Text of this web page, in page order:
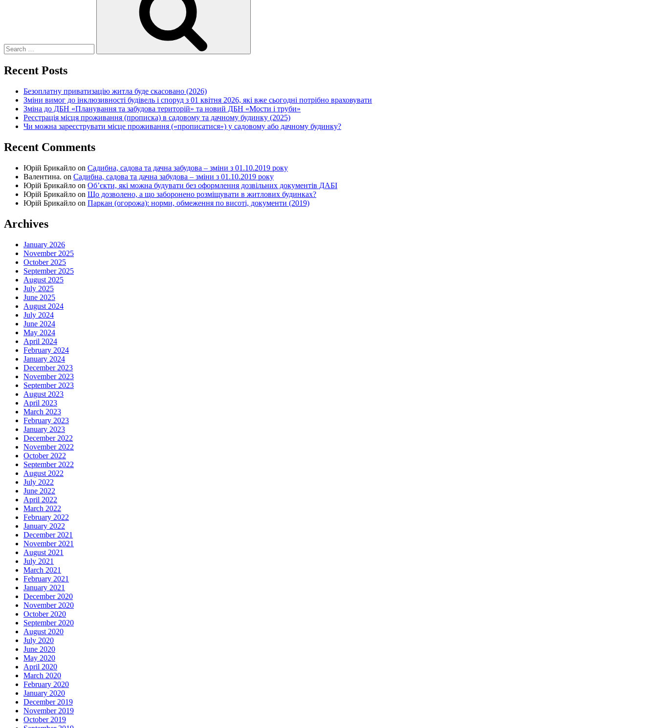
Recent Posts
Безоплатну приватизацію житла буде скасовано (2026)
Зміни вимог до інклюзивності будівель і споруд з 01 квітня 2026, які вже сьогодні потрібно враховувати
Зміна до ДБН «Планування та забудова територій» та новий ДБН «Мости і труби»
Реєстрація місця проживання (прописка) в садовому та дачному будинку (2025)
Чи можна зареєструвати місце проживання («прописатися») у садовому або дачному будинку?
Recent Comments
Юрій Брикайло on Садибна, садова та дачна забудова – зміни з 01.10.2019 року
Валентина. on Садибна, садова та дачна забудова – зміни з 01.10.2019 року
Юрій Брикайло on Об’єкти, які можна будувати без оформлення дозвільних документів ДАБІ
Юрій Брикайло on Що дозволено, а що заборонено розміщувати в житлових будинках?
Юрій Брикайло on Паркан (огорожа): норми, обмеження по висоті, документи (2019)
Archives
January 2026
November 2025
October 2025
September 2025
August 2025
July 2025
June 2025
August 2024
July 2024
June 2024
May 2024
April 2024
February 2024
January 2024
December 2023
November 2023
September 2023
August 2023
April 2023
March 2023
February 2023
January 2023
December 2022
November 2022
October 2022
September 2022
August 2022
July 2022
June 2022
April 2022
March 2022
February 2022
January 2022
December 2021
November 2021
August 2021
July 2021
March 2021
February 2021
January 2021
December 2020
November 2020
October 2020
September 2020
August 2020
July 2020
June 2020
May 2020
April 2020
March 2020
February 2020
January 2020
December 2019
November 2019
October 2019